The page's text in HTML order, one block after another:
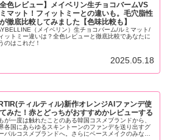
全色レビュー】メイベリン生チョコバームVS
マット！フィットミーとの違いも。毛穴脂性
徹底比較してみました【色味比較も】
（メイベリン）生チョコバーム/ルミマット/
ットミー違いは？全色レビューと徹底比較であなたに
のはこれだ！
2025.05.18
ティルティル)新作オレンジAIファンデ使
みた！赤とどっちがおすすめかレビューする
が一度は触れたことのある韓国コスメブランドから、
各国にあらゆるスキントーンのファンデを送り出すグ
バルコスメブランドへ。さらにベースメイクのみなら